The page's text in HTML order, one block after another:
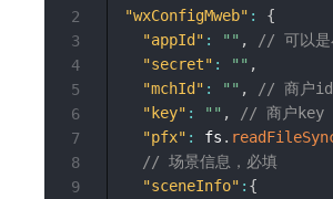
"wxConfigMweb" :
{
"appId" : "" ,
// 可以是
"secret" : "" ,
"mchId" : "" ,
// 商户id
"key" : "" ,
// 商户key
"pfx" : fs .
// 场景信息，必填
"sceneInfo" : {
2
3
4
5
6
7
8
9